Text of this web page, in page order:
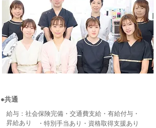
●共通
給与：社会保険完備・交通費支給・有給付与・
昇給あり・特別手当あり・資格取得支援あり